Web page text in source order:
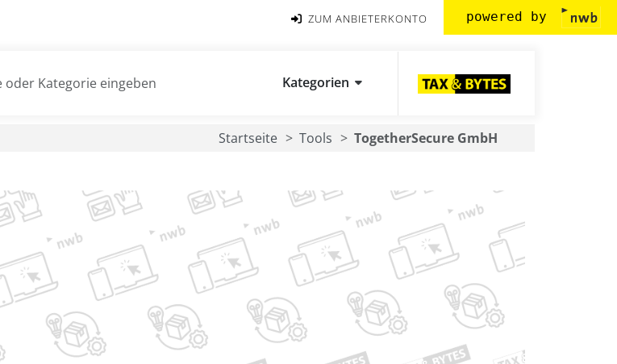
ZUM ANBIETERKONTO powered by
Kategorien
Startseite Tools TogetherSecure GmbH